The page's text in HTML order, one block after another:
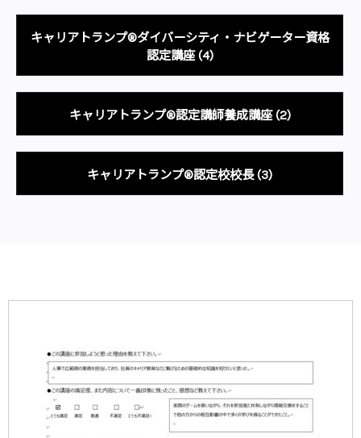
キャリアトランプ®ダイバーシティ・ナビゲーター資格
認定講座(4)
キャリアトランプ®認定講師養成講座(2)
キャリアトランプ®認定校校長(3)